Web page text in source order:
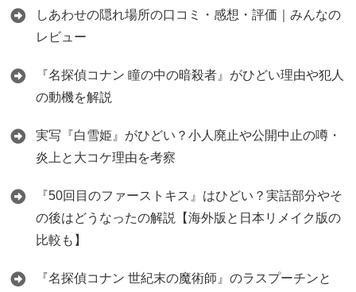
しあわせの隠れ場所の口コミ・感想・評価｜みんなの
レビュー
『名探偵コナン 瞳の中の暗殺者』がひどい理由や犯人
の動機を解説
実写『白雪姫』がひどい？小人廃止や公開中止の噂・
炎上と大コケ理由を考察
『50回目のファーストキス』はひどい？実話部分やそ
の後はどうなったの解説【海外版と日本リメイク版の
比較も】
『名探偵コナン 世紀末の魔術師』のラスプーチンと